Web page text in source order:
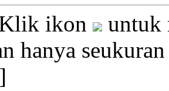
ikon
untuk
hanya
]